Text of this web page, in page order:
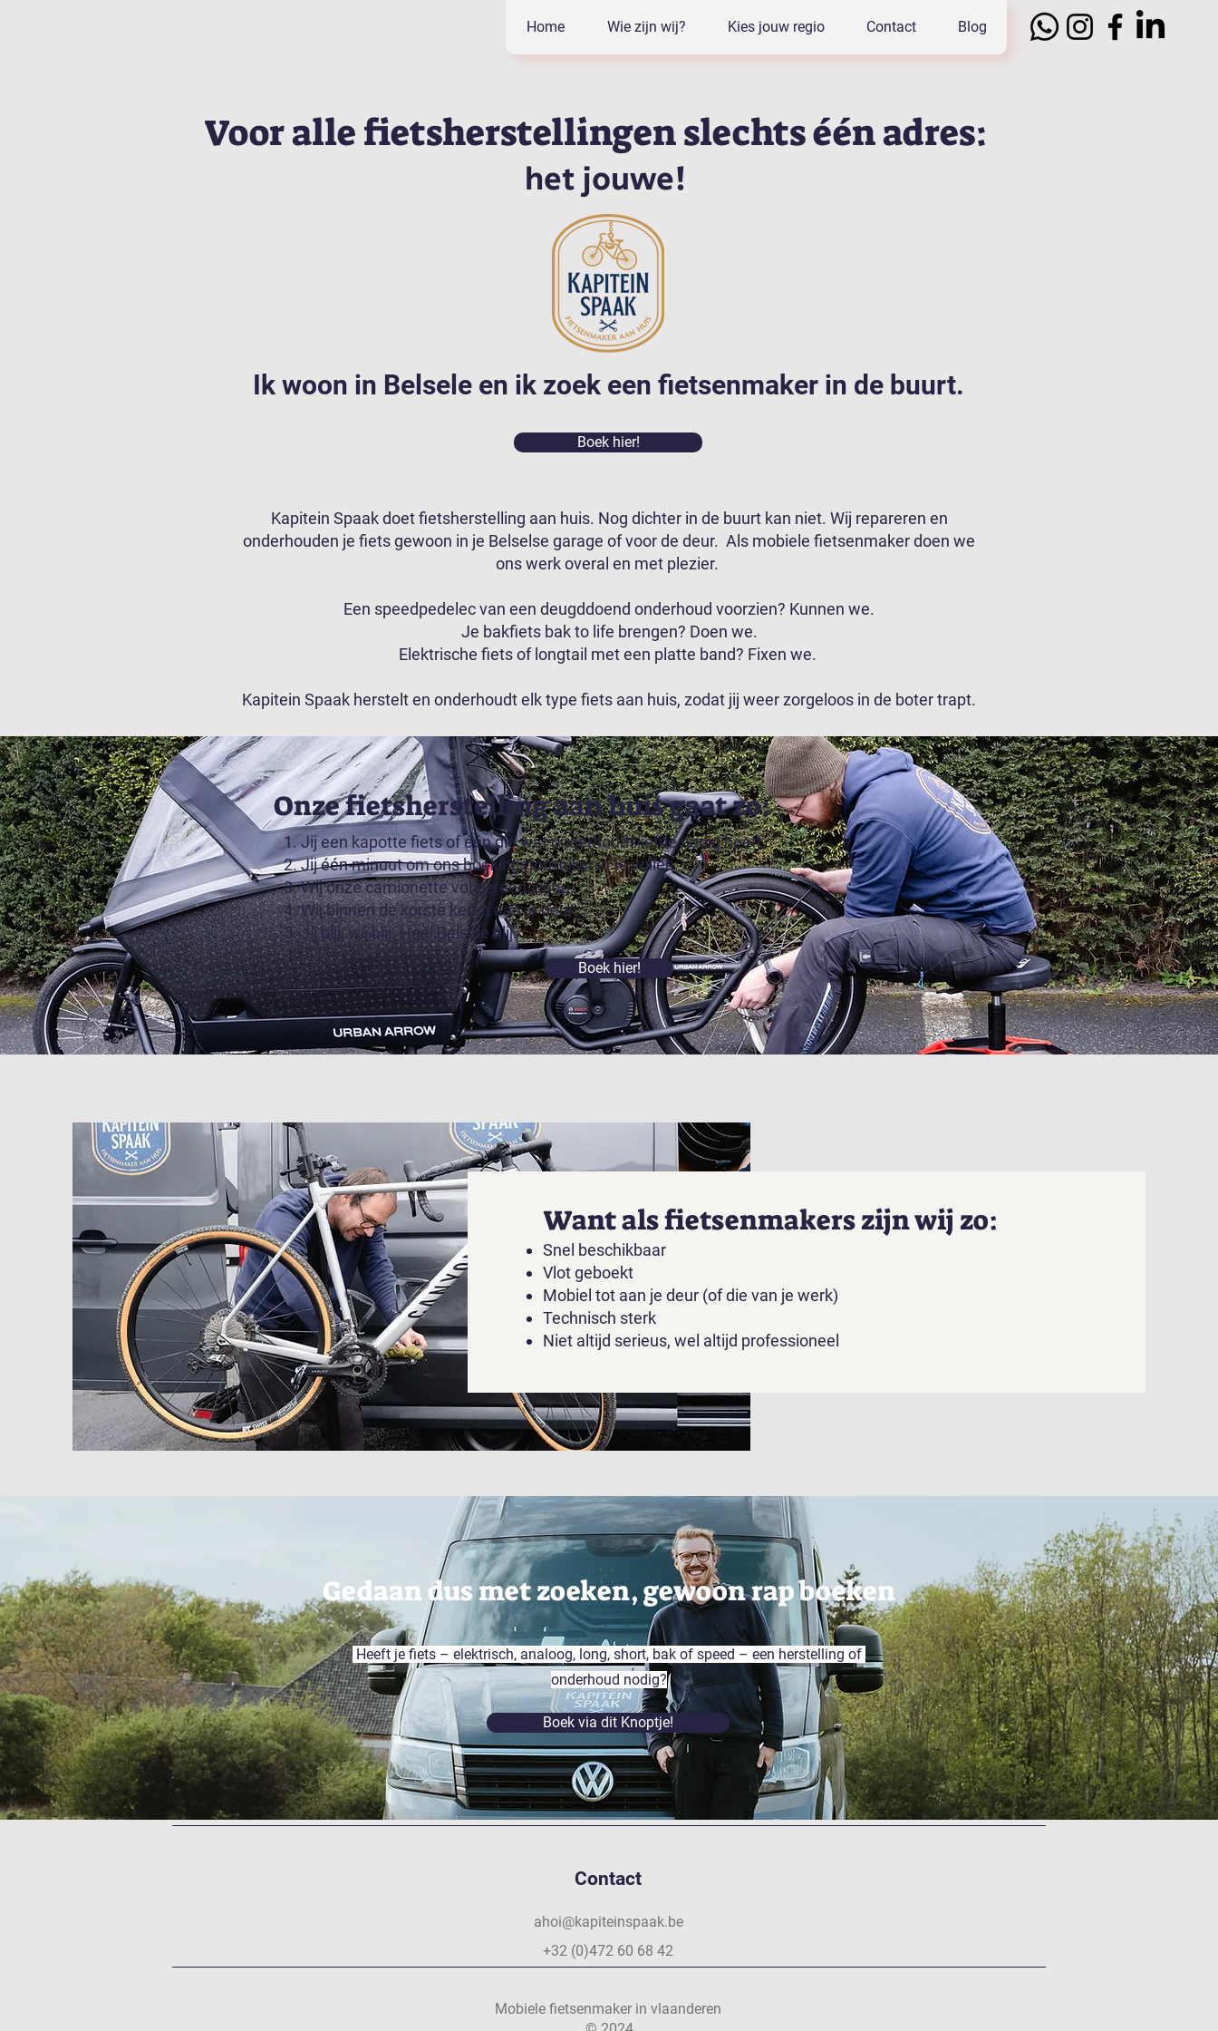
Home Wie zijn wij? Kies jouw regio Contact Blog
Voor alle fietsherstellingen slechts één adres:
het jouwe!
Ik woon in Belsele en ik zoek een fietsenmaker in de buurt.
Boek hier!
Kapitein Spaak doet fietsherstelling aan huis. Nog dichter in de buurt kan niet. Wij repareren en
onderhouden je fiets gewoon in je Belselse garage of voor de deur. Als mobiele fietsenmaker doen we
ons werk overal en met plezier.
Een speedpedelec van een deugddoend onderhoud voorzien? Kunnen we.
Je bakfiets bak to life brengen? Doen we.
Elektrische fiets of longtail met een platte band? Fixen we.
Kapitein Spaak herstelt en onderhoudt elk type fiets aan huis, zodat jij weer zorgeloos in de boter trapt.
Onze fietsherstelling aan huis gaat zo:
1. Jij een kapotte fiets of één die wat onderhoudsliefde nodig heeft.
2. Jij één minuut om ons boekingsformulier in te vullen.
3. Wij onze camionette vol gereedschap.
4. Wij binnen de korste keren aan je deur.
5. Jij blij, wij blij. Heel Belsele blij.
Boek hier!
Want als fietsenmakers zijn wij zo:
Snel beschikbaar
Vlot geboekt
Mobiel tot aan je deur (of die van je werk)
Technisch sterk
Niet altijd serieus, wel altijd professioneel
Gedaan dus met zoeken, gewoon rap boeken
Heeft je fiets – elektrisch, analoog, long, short, bak of speed – een herstelling of
onderhoud nodig?
Boek via dit Knoptje!
Contact
ahoi@kapiteinspaak.be
+32 (0)472 60 68 42
Mobiele fietsenmaker in vlaanderen